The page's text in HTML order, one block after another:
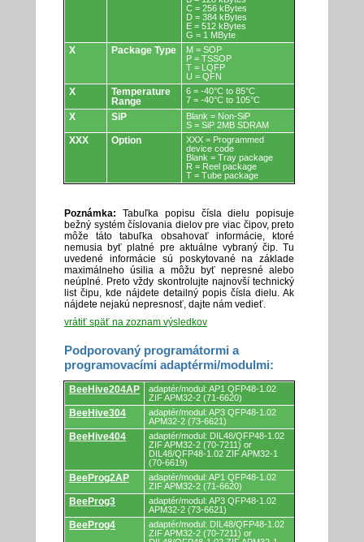
C = 256 kBytes
D = 384 kBytes
E = 512 kBytes
G = 1 MByte
X Package Type
M = SOP
P = TSSOP
T = LQFP
U = QFN
X
Temperature
Range
6 = -40°C to 85°C
7 = -40°C to 105°C
X SiP
Blank = Non-SiP
S = SiP 2MB SDRAM
XXX Option
XXX = Programmed
device code
Blank = Tray package
R = Reel package
T = Tube package
Poznámka: Tabuľka popisu čísla dielu popisuje
bežný systém číslovania dielov pre viac čipov, preto
môže táto tabuľka obsahovať informácie, ktoré
nemusia byť platné pre aktuálne vybraný čip. Tu
uvedené informácie sú poskytované na základe
maximálneho úsilia a môžu byť nepresné alebo
neúplné. Preto vždy skontrolujte najnovší technický
list čipu, kde nájdete detailný popis čísla dielu. Ak
nájdete nejakú nepresnosť, dajte nám vedieť.
vrátiť späť na zoznam výsledkov
Podporovaný programátormi a
programovacími adaptérmi/modulmi:
Podporovaný
programátormi
a
programovacími
adaptérmi/modulmi.
BeeHive204AP
adaptér/modul: AP1 QFP48-1.02
ZIF APM32-2 (71-6620)
BeeHive304
adaptér/modul: AP3 QFP48-1.02
APM32-2 (73-6621)
BeeHive404
adaptér/modul: DIL48/QFP48-1.02
ZIF APM32-2 (70-7211) or
DIL48/QFP48-1.02 ZIF APM32-1
(70-6619)
BeeProg2AP
adaptér/modul: AP1 QFP48-1.02
ZIF APM32-2 (71-6620)
BeeProg3
adaptér/modul: AP3 QFP48-1.02
APM32-2 (73-6621)
BeeProg4
adaptér/modul: DIL48/QFP48-1.02
ZIF APM32-2 (70-7211) or